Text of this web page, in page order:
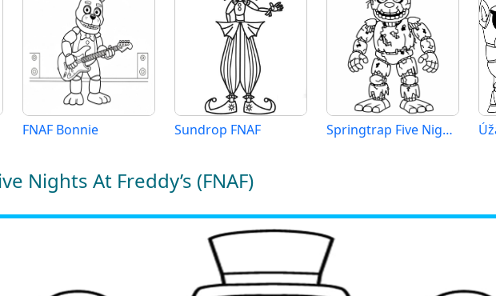
FNAF Bonnie Sundrop FNAF Springtrap Five Nights At Freddy’s
Nights At Freddy’s (FNAF)